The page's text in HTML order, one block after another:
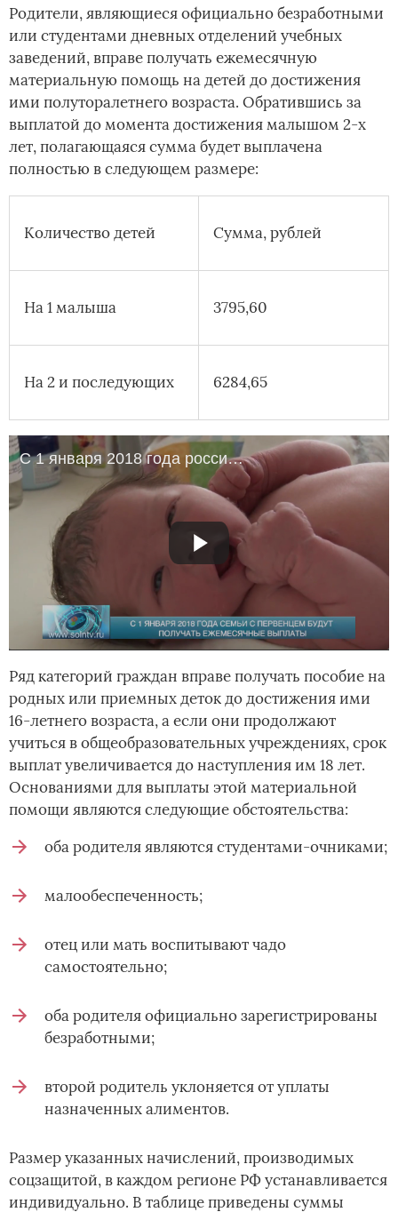
Родители, являющиеся официально безработными
или студентами дневных отделений учебных
заведений, вправе получать ежемесячную
материальную помощь на детей до достижения
ими полуторалетнего возраста. Обратившись за
выплатой до момента достижения малышом 2-х
лет, полагающаяся сумма будет выплачена
полностью в следующем размере:
Количество детей Сумма, рублей
На 1 малыша 3795,60
На 2 и последующих 6284,65
С 1 января 2018 года российские семьи получат деньги на первенца
Ряд категорий граждан вправе получать пособие на
родных или приемных деток­ до достижения ими
16-летнего возраста, а если они продолжают
учиться в общеобразовательных учреждениях, срок
выплат увеличивается до наступления им 18 лет.
Основаниями для выплаты этой материальной
помощи являются следующие обстоятельства:
оба родителя являются студентами-очниками;
малообеспеченность;
отец или мать воспитывают чадо
самостоятельно;
оба родителя официально зарегистрированы
безработными;
второй родитель уклоняется от уплаты
назначенных алиментов.
Размер указанных начислений, производимых
соцзащитой, в каждом регионе РФ устанавливается
индивидуально. В таблице приведены суммы